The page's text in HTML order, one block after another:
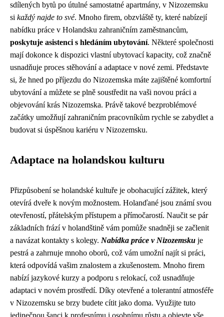
sdílených bytů po útulné samostatné apartmány, v Nizozemsku
si každý najde to své. Mnoho firem, obzvláště ty, které nabízejí
nabídku práce v Holandsku zahraničním zaměstnancům,
poskytuje asistenci s hledáním ubytování. Některé společnosti
mají dokonce k dispozici vlastní ubytovací kapacity, což značně
usnadňuje proces stěhování a adaptace v nové zemi. Představte
si, že hned po příjezdu do Nizozemska máte zajištěné komfortní
ubytování a můžete se plně soustředit na vaši novou práci a
objevování krás Nizozemska. Právě takové bezproblémové
začátky umožňují zahraničním pracovníkům rychle se zabydlet a
budovat si úspěšnou kariéru v Nizozemsku.
Adaptace na holandskou kulturu
Přizpůsobení se holandské kultuře je obohacující zážitek, který
otevírá dveře k novým možnostem. Holanďané jsou známí svou
otevřeností, přátelským přístupem a přímočarostí. Naučit se pár
základních frází v holandštině vám pomůže snadněji se začlenit
a navázat kontakty s kolegy. Nabídka práce v Nizozemsku je
pestrá a zahrnuje mnoho oborů, což vám umožní najít si práci,
která odpovídá vašim znalostem a zkušenostem. Mnoho firem
nabízí jazykové kurzy a podporu s relokací, což usnadňuje
adaptaci v novém prostředí. Díky otevřené a tolerantní atmosféře
v Nizozemsku se brzy budete cítit jako doma. Využijte tuto
jedinečnou šanci k profesnímu i osobnímu růstu a objevte vše,